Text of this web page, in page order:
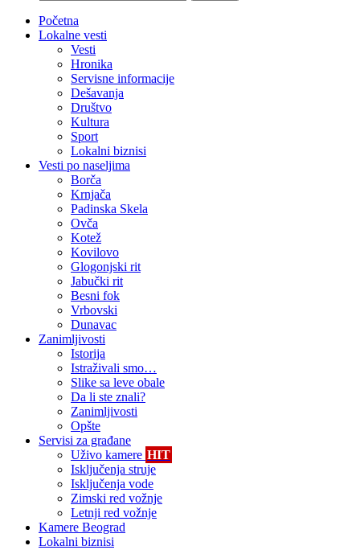
Početna
Lokalne vesti
Vesti
Hronika
Servisne informacije
Dešavanja
Društvo
Kultura
Sport
Lokalni biznisi
Vesti po naseljima
Borča
Krnjača
Padinska Skela
Ovča
Kotež
Kovilovo
Glogonjski rit
Jabučki rit
Besni fok
Vrbovski
Dunavac
Zanimljivosti
Istorija
Istraživali smo…
Slike sa leve obale
Da li ste znali?
Zanimljivosti
Opšte
Servisi za građane
Uživo kamere HIT
Isključenja struje
Isključenja vode
Zimski red vožnje
Letnji red vožnje
Kamere Beograd
Lokalni biznisi